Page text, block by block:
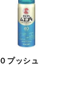
プッシュ